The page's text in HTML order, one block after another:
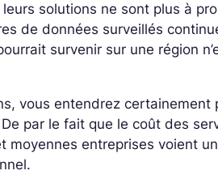
solutions ne sont plus à
de données surveillés
survenir sur une région
vous entendrez certainement
De par le fait que le coût des
moyennes entreprises voient